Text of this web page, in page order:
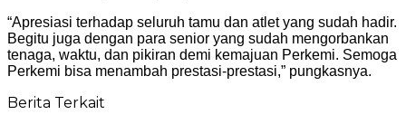
“Apresiasi terhadap seluruh tamu dan atlet yang sudah hadir.
Begitu juga dengan para senior yang sudah mengorbankan
tenaga, waktu, dan pikiran demi kemajuan Perkemi. Semoga
Perkemi bisa menambah prestasi-prestasi,” pungkasnya.
Berita Terkait